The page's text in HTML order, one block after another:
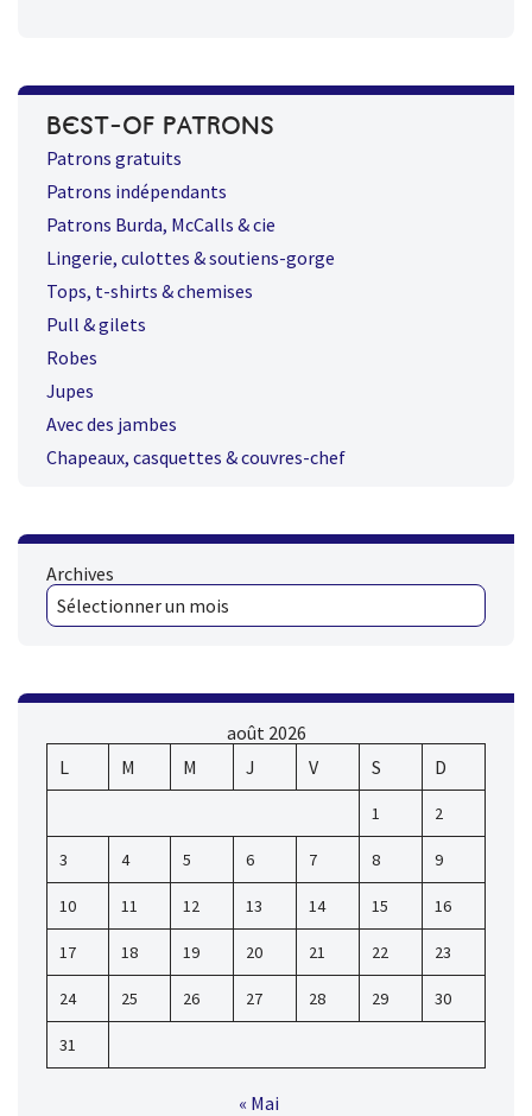
BEST-OF PATRONS
Patrons gratuits
Patrons indépendants
Patrons Burda, McCalls & cie
Lingerie, culottes & soutiens-gorge
Tops, t-shirts & chemises
Pull & gilets
Robes
Jupes
Avec des jambes
Chapeaux, casquettes & couvres-chef
Archives
août 2026
L
M M J V S D
1 2
3 4 5 6 7 8 9
10 11 12 13 14 15 16
17 18 19 20 21 22 23
24 25 26 27 28 29 30
31
« Mai